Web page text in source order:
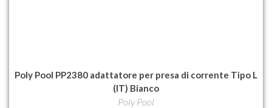
Poly Pool PP2380 adattatore per presa di corrente Tipo L
(IT) Bianco
Poly Pool